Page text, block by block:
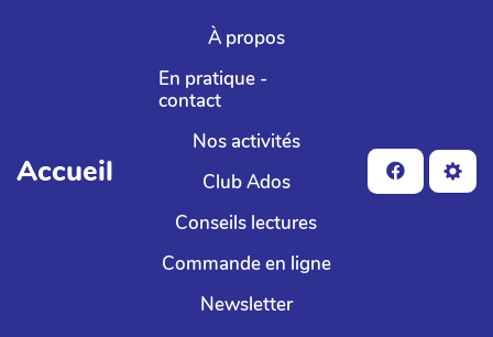
Aller au contenu principal
Accueil
À propos
En pratique -
contact
Nos activités
Club Ados
Conseils lectures
Commande en ligne
Newsletter